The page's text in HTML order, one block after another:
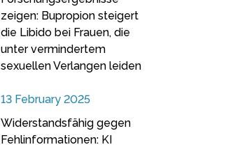
zeigen: Bupropion steigert
die Libido bei Frauen, die
unter vermindertem
sexuellen Verlangen leiden
13 February 2025
Widerstandsfähig gegen
Fehlinformationen: KI